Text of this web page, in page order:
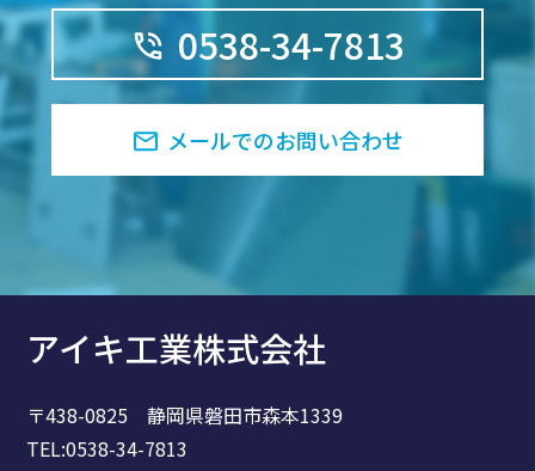
0538-34-7813
メールでのお問い合わせ
アイキ工業株式会社
〒438-0825 静岡県磐田市森本1339
TEL:0538-34-7813